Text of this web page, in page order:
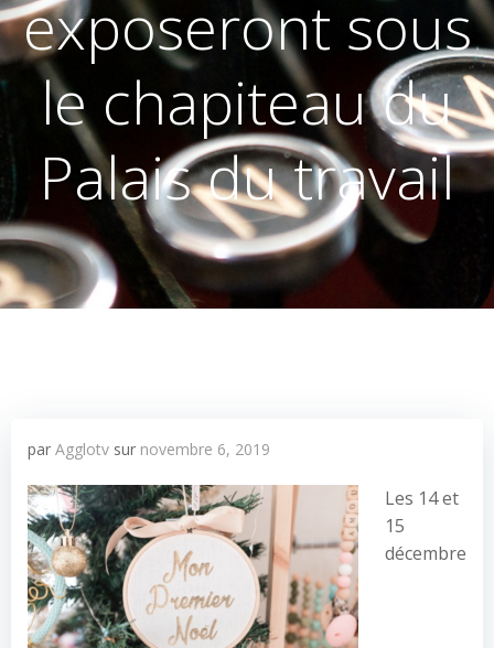
exposeront sous
le chapiteau du
Palais du travail
par Agglotv sur novembre 6, 2019
Les 14 et
15
décembre